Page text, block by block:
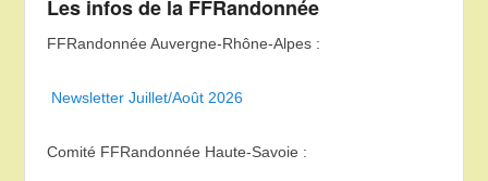
Les infos de la FFRandonnée
FFRandonnée Auvergne-Rhône-Alpes :
Newsletter Juillet/Août 2026
Comité FFRandonnée Haute-Savoie :